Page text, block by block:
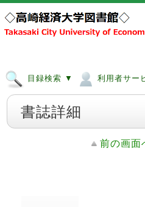
目録検索 ▼ 利用者サー
書誌詳細
前の画面